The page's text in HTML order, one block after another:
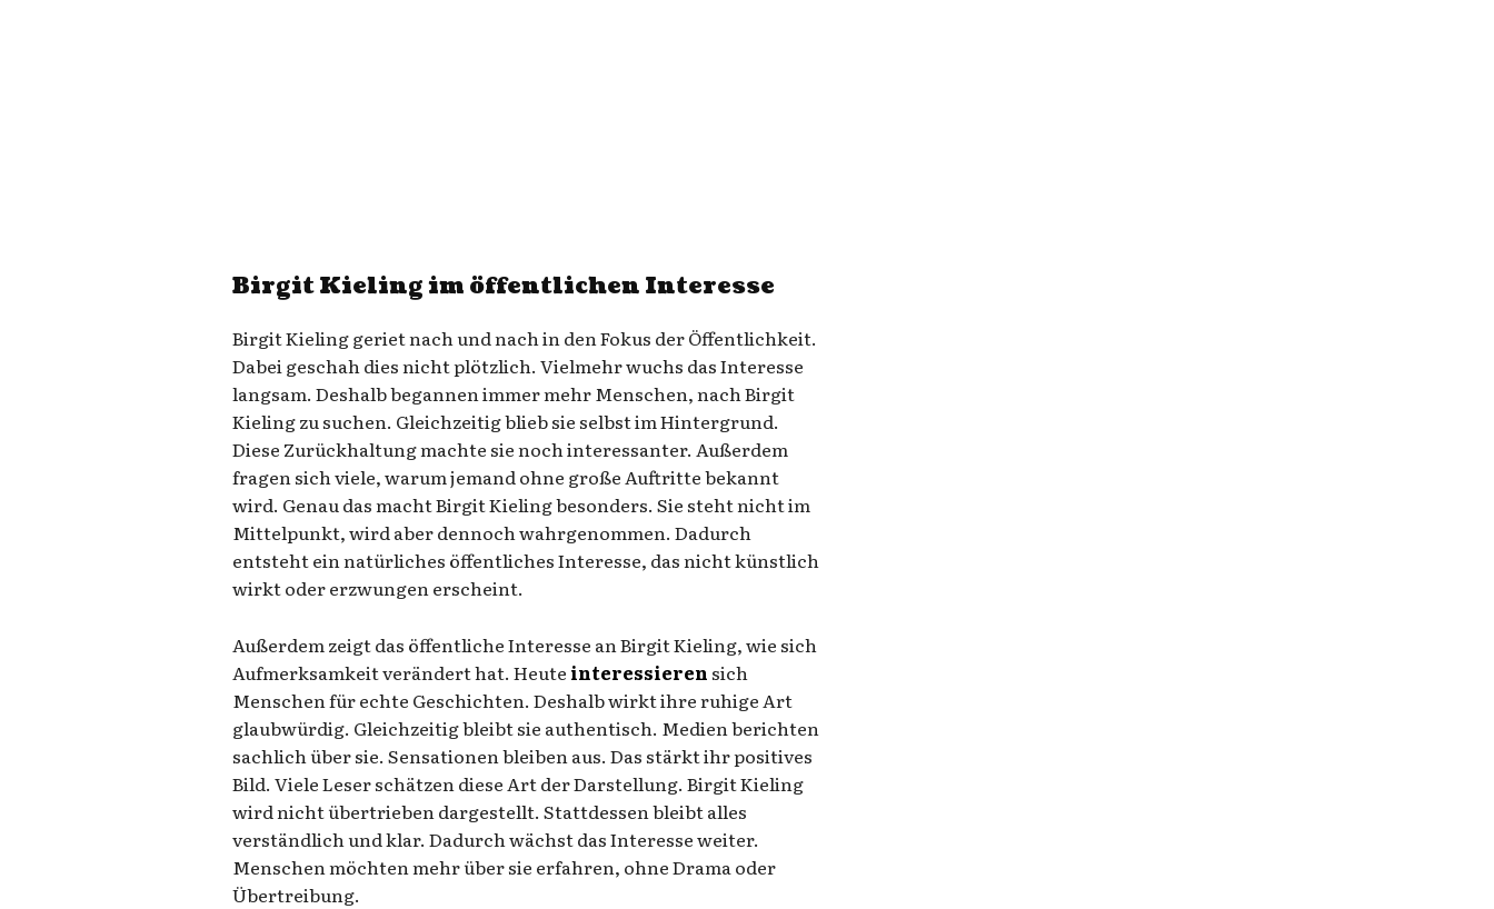
Birgit Kieling im öffentlichen Interesse
Birgit Kieling geriet nach und nach in den Fokus der Öffentlichkeit.
Dabei geschah dies nicht plötzlich. Vielmehr wuchs das Interesse
langsam. Deshalb begannen immer mehr Menschen, nach Birgit
Kieling zu suchen. Gleichzeitig blieb sie selbst im Hintergrund.
Diese Zurückhaltung machte sie noch interessanter. Außerdem
fragen sich viele, warum jemand ohne große Auftritte bekannt
wird. Genau das macht Birgit Kieling besonders. Sie steht nicht im
Mittelpunkt, wird aber dennoch wahrgenommen. Dadurch
entsteht ein natürliches öffentliches Interesse, das nicht künstlich
wirkt oder erzwungen erscheint.
Außerdem zeigt das öffentliche Interesse an Birgit Kieling, wie sich
Aufmerksamkeit verändert hat. Heute interessieren sich
Menschen für echte Geschichten. Deshalb wirkt ihre ruhige Art
glaubwürdig. Gleichzeitig bleibt sie authentisch. Medien berichten
sachlich über sie. Sensationen bleiben aus. Das stärkt ihr positives
Bild. Viele Leser schätzen diese Art der Darstellung. Birgit Kieling
wird nicht übertrieben dargestellt. Stattdessen bleibt alles
verständlich und klar. Dadurch wächst das Interesse weiter.
Menschen möchten mehr über sie erfahren, ohne Drama oder
Übertreibung.